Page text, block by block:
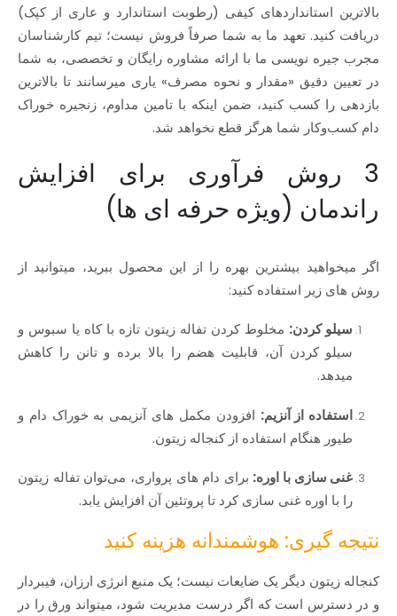
بالاترین استانداردهای کیفی (رطوبت استاندارد و عاری از کپک)
دریافت کنید. تعهد ما به شما صرفاً فروش نیست؛ تیم کارشناسان
مجرب جیره‌ نویسی ما با ارائه مشاوره رایگان و تخصصی، به شما
در تعیین دقیق «مقدار و نحوه مصرف» یاری میرسانند تا بالاترین
بازدهی را کسب کنید، ضمن اینکه با تامین مداوم، زنجیره خوراک
دام کسب‌وکار شما هرگز قطع نخواهد شد.
3 روش فرآوری برای افزایش
راندمان (ویژه حرفه‌ ای‌ ها)
اگر میخواهید بیشترین بهره را از این محصول ببرید، میتوانید از
روش‌ های زیر استفاده کنید:
سیلو کردن: مخلوط کردن تفاله زیتون تازه با کاه یا سبوس و
سیلو کردن آن، قابلیت هضم را بالا برده و تانن را کاهش
میدهد.
استفاده از آنزیم: افزودن مکمل‌ های آنزیمی به خوراک دام و
طیور هنگام استفاده از کنجاله زیتون.
غنی‌ سازی با اوره: برای دام‌ های پرواری، می‌توان تفاله زیتون
را با اوره غنی‌ سازی کرد تا پروتئین آن افزایش یابد.
نتیجه‌ گیری: هوشمندانه هزینه کنید
کنجاله زیتون دیگر یک ضایعات نیست؛ یک منبع انرژی ارزان، فیبردار
و در دسترس است که اگر درست مدیریت شود، میتواند ورق را در